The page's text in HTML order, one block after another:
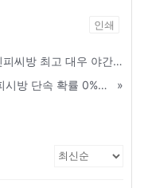
인쇄
텔레그램ID:KPU77 성피ㄱㄱ 성인피씨방 최고 대우 야간 알바 및 매니저 급구 - 도봉구
텔레그램ID:KPU77 성피출동 성인 피시방 단속 확률 0%에 도전하는 매장 관리 비법 - 논산
»